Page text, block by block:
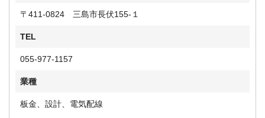
〒411-0824 三島市長伏155-１
TEL
055-977-1157
業種
板金、設計、電気配線